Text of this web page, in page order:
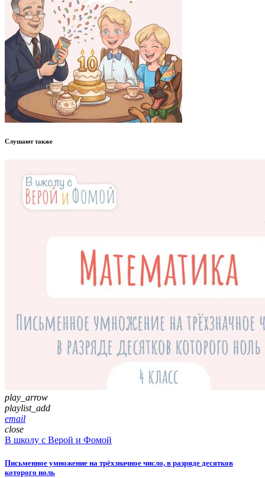
Слушают также
play_arrow
playlist_add
email
close
В школу с Верой и Фомой
Письменное умножение на трёхзначное число, в разряде десятков
которого ноль